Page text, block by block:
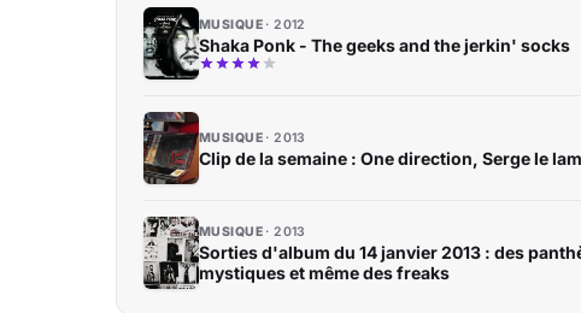
MUSIQUE 2012
Shaka Ponk - The geeks and the jerkin' socks
MUSIQUE 2013
Clip de la semaine : One direction, Serge le
MUSIQUE 2013
Sorties d'album du 14 janvier 2013 : des
mystiques et même des freaks